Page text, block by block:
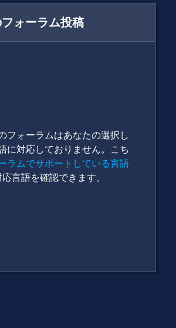
ォーラム投稿
フォーラムはあなたの選択し
に対応しておりません。こち
ラムでサポートしている言語
応言語を確認できます。